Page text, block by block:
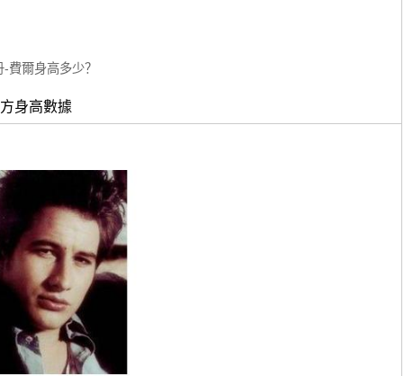
費爾身高多少？
身高數據